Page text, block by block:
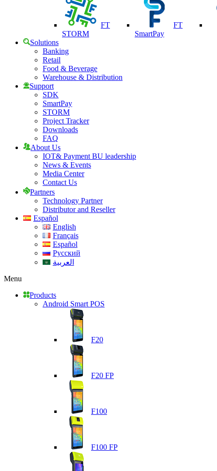
FT
STORM
FT
SmartPay
Solutions
Banking
Retail
Food & Beverage
Warehouse & Distribution
Support
SDK
SmartPay
STORM
Project Tracker
Downloads
FAQ
About Us
IOT& Payment BU leadership
News & Events
Media Center
Contact Us
Partners
Technology Partner
Distributor and Reseller
Español
English
Français
Español
Русский
العربية
Menu
Products
Android Smart POS
F20
F20 FP
F100
F100 FP